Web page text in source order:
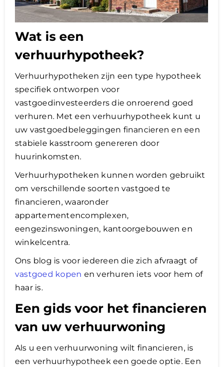
Wat is een
verhuurhypotheek?
Verhuurhypotheken zijn een type hypotheek
specifiek ontworpen voor
vastgoedinvesteerders die onroerend goed
verhuren. Met een verhuurhypotheek kunt u
uw vastgoedbeleggingen financieren en een
stabiele kasstroom genereren door
huurinkomsten.
Verhuurhypotheken kunnen worden gebruikt
om verschillende soorten vastgoed te
financieren, waaronder
appartementencomplexen,
eengezinswoningen, kantoorgebouwen en
winkelcentra.
Ons blog is voor iedereen die zich afvraagt of
vastgoed kopen en verhuren iets voor hem of
haar is.
Een gids voor het financieren
van uw verhuurwoning
Als u een verhuurwoning wilt financieren, is
een verhuurhypotheek een goede optie. Een